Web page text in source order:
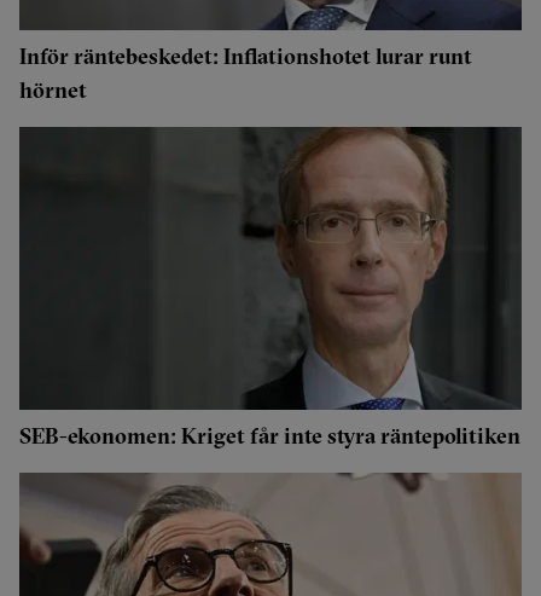
Inför räntebeskedet: Inflationshotet lurar runt
hörnet
SEB-ekonomen: Kriget får inte styra räntepolitiken